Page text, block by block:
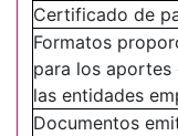
Certificado de
Formatos
para los aportes
las entidades
Documentos